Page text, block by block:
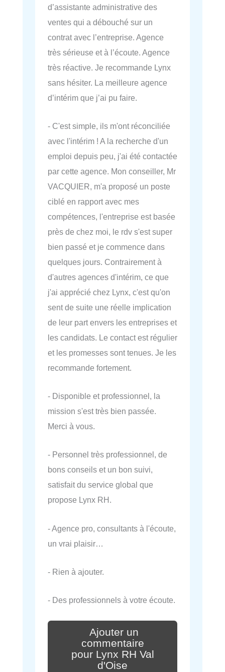
d’assistante administrative des
ventes qui a débouché sur un
contrat avec l’entreprise. Agence
très sérieuse et à l’écoute. Agence
très réactive. Je recommande Lynx
sans hésiter. La meilleure agence
d’intérim que j’ai pu faire.
- C'est simple, ils m'ont réconciliée
avec l'intérim ! A la recherche d'un
emploi depuis peu, j'ai été contactée
par cette agence. Mon conseiller, Mr
VACQUIER, m'a proposé un poste
ciblé en rapport avec mes
compétences, l'entreprise est basée
près de chez moi, le rdv s'est super
bien passé et je commence dans
quelques jours. Contrairement à
d'autres agences d'intérim, ce que
j'ai apprécié chez Lynx, c'est qu'on
sent de suite une réelle implication
de leur part envers les entreprises et
les candidats. Le contact est régulier
et les promesses sont tenues. Je les
recommande fortement.
- Disponible et professionnel, la
mission s'est très bien passée.
Merci à vous.
- Personnel très professionnel, de
bons conseils et un bon suivi,
satisfait du service global que
propose Lynx RH.
- Agence pro, consultants à l'écoute,
un vrai plaisir…
- Rien à ajouter.
- Des professionnels à votre écoute.
Ajouter un
commentaire
pour Lynx RH Val
d'Oise